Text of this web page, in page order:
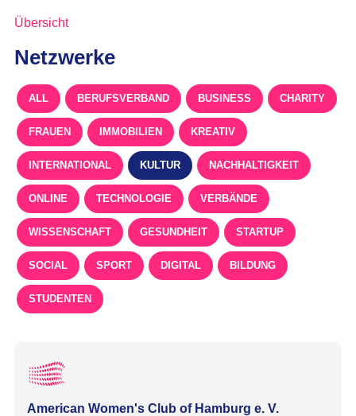
Übersicht
Netzwerke
ALL BERUFSVERBAND BUSINESS CHARITY
FRAUEN IMMOBILIEN KREATIV
INTERNATIONAL KULTUR NACHHALTIGKEIT
ONLINE TECHNOLOGIE VERBÄNDE
WISSENSCHAFT GESUNDHEIT STARTUP
SOCIAL SPORT DIGITAL BILDUNG
STUDENTEN
American Women's Club of Hamburg e. V.